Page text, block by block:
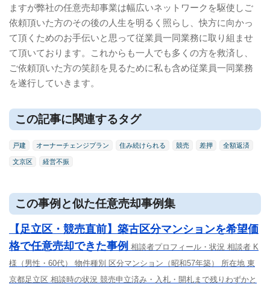
ますが弊社の任意売却事業は幅広いネットワークを駆使しご
依頼頂いた方のその後の人生を明るく照らし、快方に向かっ
て頂くためのお手伝いと思って従業員一同業務に取り組ませ
て頂いております。これからも一人でも多くの方を救済し、
ご依頼頂いた方の笑顔を見るために私も含め従業員一同業務
を遂行していきます。
この記事に関連するタグ
戸建 オーナーチェンジプラン 住み続けられる 競売 差押 全額返済
文京区 経営不振
この事例と似た任意売却事例集
【足立区・競売直前】築古区分マンションを希望価
格で任意売却できた事例 相談者プロフィール・状況 相談者 K
様（男性・60代） 物件種別 区分マンション（昭和57年築） 所在地 東
京都足立区 相談時の状況 競売申立済み・入札・開札まで残りわずかと